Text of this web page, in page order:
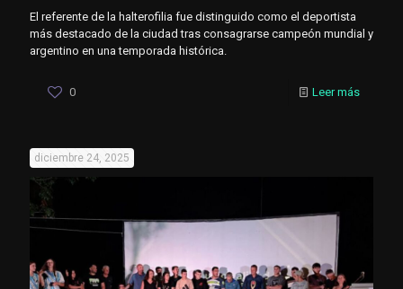
El referente de la halterofilia fue distinguido como el deportista
más destacado de la ciudad tras consagrarse campeón mundial y
argentino en una temporada histórica.
0 Leer más
diciembre 24, 2025